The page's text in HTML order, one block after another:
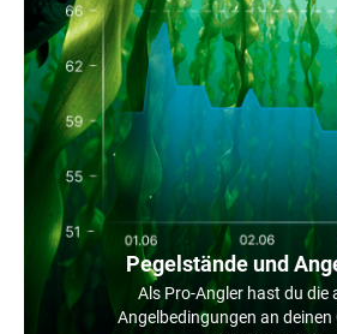
Pegelstände und
Als Pro-Angler hast du die
Angelbedingungen an deinen